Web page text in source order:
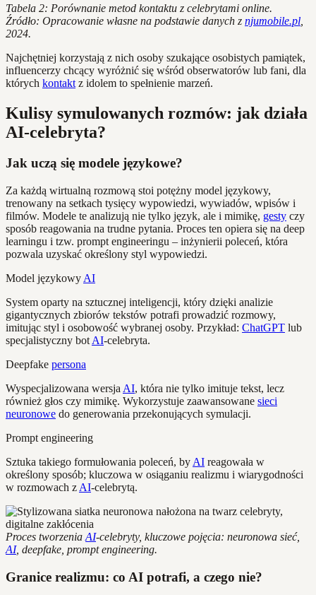
Tabela 2: Porównanie metod kontaktu z celebrytami online.
Źródło: Opracowanie własne na podstawie danych z njumobile.pl
2024.
Najchętniej korzystają z nich osoby szukające osobistych pamiątek,
influencerzy chcący wyróżnić się wśród obserwatorów lub fani, dla
których kontakt z idolem to spełnienie marzeń.
Kulisy symulowanych rozmów: jak działa
AI-celebryta?
Jak uczą się modele językowe?
Za każdą wirtualną rozmową stoi potężny model językowy,
trenowany na setkach tysięcy wypowiedzi, wywiadów, wpisów i
filmów. Modele te analizują nie tylko język, ale i mimikę, gesty czy
sposób reagowania na trudne pytania. Proces ten opiera się na deep
learningu i tzw. prompt engineeringu – inżynierii poleceń, która
pozwala uzyskać określony styl wypowiedzi.
Model językowy AI
System oparty na sztucznej inteligencji, który dzięki analizie
gigantycznych zbiorów tekstów potrafi prowadzić rozmowy,
imitując styl i osobowość wybranej osoby. Przykład: ChatGPT lub
specjalistyczny bot AI-celebryta.
Deepfake persona
Wyspecjalizowana wersja AI, która nie tylko imituje tekst, lecz
również głos czy mimikę. Wykorzystuje zaawansowane sieci
neuronowe do generowania przekonujących symulacji.
Prompt engineering
Sztuka takiego formułowania poleceń, by AI reagowała w
określony sposób; kluczowa w osiąganiu realizmu i wiarygodności
w rozmowach z AI-celebrytą.
Proces tworzenia AI-celebryty, kluczowe pojęcia: neuronowa sieć,
AI, deepfake, prompt engineering.
Granice realizmu: co AI potrafi, a czego nie?